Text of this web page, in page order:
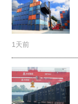
1天前